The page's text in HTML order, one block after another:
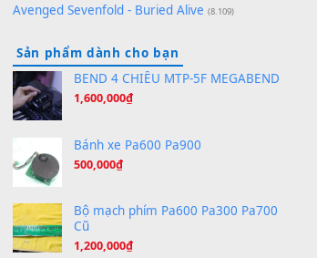
Orange Days - FT Island (8.315)
Hãy nói với em - Mỹ Tâm - Bằng Kiều
Hương Ngọc Lan (8.251)
Tiếng Đàn Hàm Oan
Under Pressure (8.164)
A Long December
Ta Sẽ Trở Lại (8.155)
Ông Hoàng Bảy (8.133)